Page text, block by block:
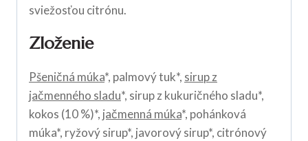
sviežosťou citrónu.
Zloženie
Pšeničná múka*, palmový tuk*, sirup z
jačmenného sladu*, sirup z kukuričného sladu*,
kokos (10 %)*, jačmenná múka*, pohánková
múka*, ryžový sirup*, javorový sirup*, citrónový